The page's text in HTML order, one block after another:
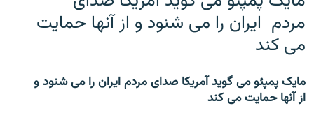
مردم ایران را می شنود و از آنها حمایت
می کند
مایک پمپئو می گوید آمریکا صدای مردم ایران را می شنود و
از آنها حمایت می کند